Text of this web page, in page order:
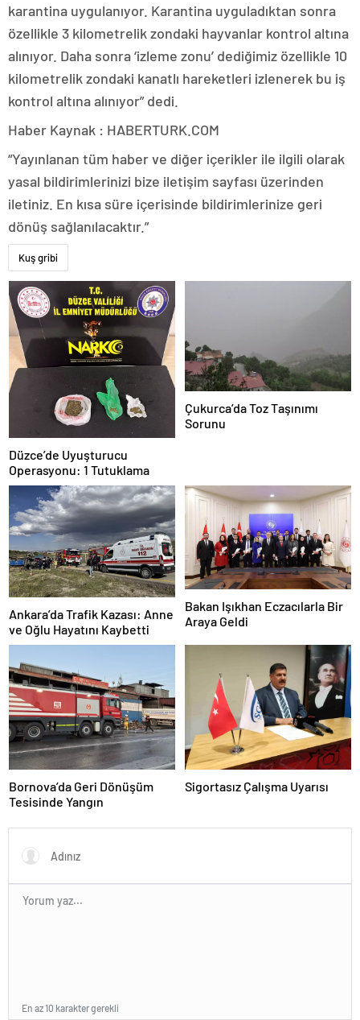
karantina uygulanıyor. Karantina uyguladıktan sonra
özellikle 3 kilometrelik zondaki hayvanlar kontrol altına
alınıyor. Daha sonra ‘izleme zonu’ dediğimiz özellikle 10
kilometrelik zondaki kanatlı hareketleri izlenerek bu iş
kontrol altına alınıyor” dedi.
Haber Kaynak : HABERTURK.COM
“Yayınlanan tüm haber ve diğer içerikler ile ilgili olarak
yasal bildirimlerinizi bize iletişim sayfası üzerinden
iletiniz. En kısa süre içerisinde bildirimlerinize geri
dönüş sağlanılacaktır.”
Kuş gribi
Düzce’de Uyuşturucu
Operasyonu: 1 Tutuklama
Çukurca’da Toz Taşınımı
Sorunu
Ankara’da Trafik Kazası: Anne
ve Oğlu Hayatını Kaybetti
Bakan Işıkhan Eczacılarla Bir
Araya Geldi
Bornova’da Geri Dönüşüm
Tesisinde Yangın
Sigortasız Çalışma Uyarısı
En az 10 karakter gerekli